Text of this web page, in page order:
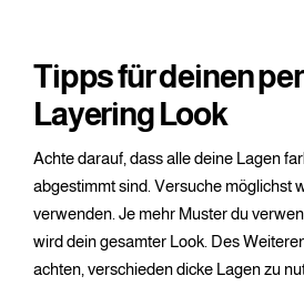
Tipps für deinen
Layering Look
Achte darauf, dass alle deine Lagen
abgestimmt sind. Versuche möglichst
verwenden. Je mehr Muster du
wird dein gesamter Look. Des
achten, verschieden dicke Lagen zu